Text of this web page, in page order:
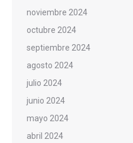
noviembre 2024
octubre 2024
septiembre 2024
agosto 2024
julio 2024
junio 2024
mayo 2024
abril 2024